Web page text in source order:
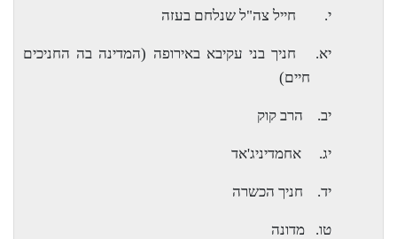
י. חייל צה"ל שנלחם בעזה
יא.
חניך בני עקיבא באירופה (המדינה בה החניכים
חיים)
יב. הרב קוק
יג. אחמדיניג'אד
יד. חניך הכשרה
טו. מדונה